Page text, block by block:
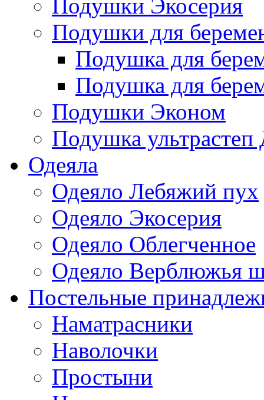
Подушки Экосерия
Подушки для
Подушка для
Подушка для
Подушки Эконом
Подушка ультрастеп
Одеяла
Одеяло Лебяжий пух
Одеяло Экосерия
Одеяло Облегченное
Одеяло Верблюжья
Постельные
Наматрасники
Наволочки
Простыни